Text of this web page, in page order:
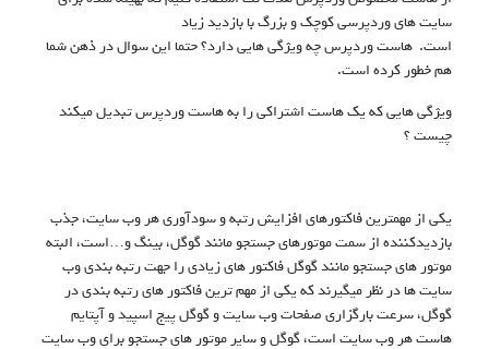
سایت های وردپرسی کوچک و بزرگ با بازدید زیاد
است. هاست وردپرس چه ویژگی هایی دارد؟ حتما این سوال در ذهن شما
هم خطور کرده است.
ویژگی هایی که یک هاست اشتراکی را به هاست وردپرس تبدیل میکند
چیست ؟
یکی از مهمترین فاکتورهای افزایش رتبه و سودآوری هر وب سایت، جذب
بازدیدکننده از سمت موتورهای جستجو مانند گوگل، بینگ و…است، البته
موتور های جستجو مانند گوگل فاکتور های زیادی را جهت رتبه بندی وب
سایت ها در نظر میگیرند که یکی از مهم ترین فاکتور های رتبه بندی در
گوگل، سرعت بارگزاری صفحات وب سایت و گوگل پیج اسپید و آپتایم
هاست هر وب سایت است، گوگل و سایر موتور های جستجو برای وب سایت